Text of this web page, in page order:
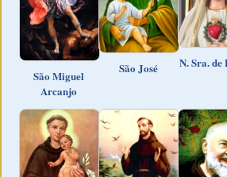
São Miguel
Arcanjo
São José N. Sra. de